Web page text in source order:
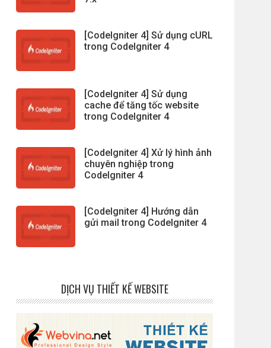
[CodeIgniter 4] Sử dụng cURL
trong CodeIgniter 4
[CodeIgniter 4] Sử dụng
cache để tăng tốc website
trong CodeIgniter 4
[CodeIgniter 4] Xử lý hình ảnh
chuyên nghiệp trong
CodeIgniter 4
[CodeIgniter 4] Hướng dẫn
gửi mail trong CodeIgniter 4
DỊCH VỤ THIẾT KẾ WEBSITE